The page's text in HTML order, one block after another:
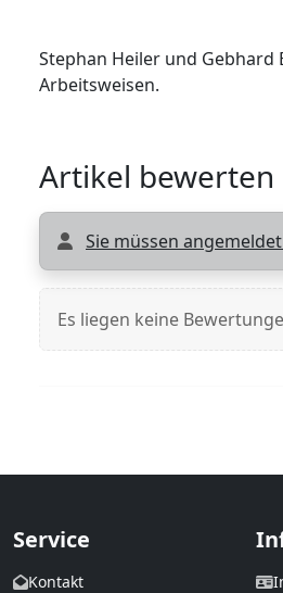
Stephan Heiler und
Arbeitsweisen.
Artikel bewerten
Sie müssen
Es liegen keine
Service
Kontakt